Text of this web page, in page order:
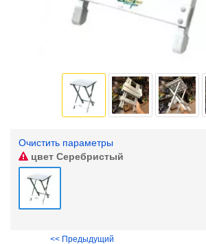
Очистить параметры
цвет Серебристый
<< Предыдущий